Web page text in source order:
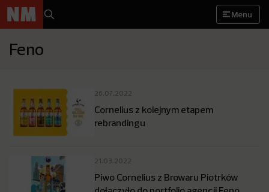
Menu
Feno
26.07.2022
Cornelius z kolejnym etapem
rebrandingu
21.03.2022
Piwo Cornelius z Browaru Piotrków